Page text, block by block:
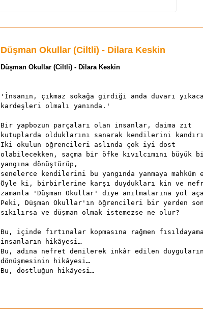
Düşman Okullar (Ciltli) - Dilara Keskin
Düşman Okullar (Ciltli) - Dilara Keskin
'İnsanın, çıkmaz sokağa girdiği anda duvarı
kardeşleri olmalı yanında.'
Bir yapbozun parçaları olan insanlar, daima zıt
kutuplarda olduklarını sanarak kendilerini
İki okulun öğrencileri aslında çok iyi dost
olabilecekken, saçma bir öfke kıvılcımını büyük
yangına dönüştürüp,
senelerce kendilerini bu yangında yanmaya mahkûm
Öyle ki, birbirlerine karşı duydukları kin ve
zamanla 'Düşman Okullar' diye anılmalarına yol
Peki, Düşman Okullar'ın öğrencileri bir yerden
sıkılırsa ve düşman olmak istemezse ne olur?
Bu, içinde fırtınalar kopmasına rağmen
insanların hikâyesi…
Bu, adına nefret denilerek inkâr edilen
dönüşmesinin hikâyesi…
Bu, dostluğun hikâyesi…